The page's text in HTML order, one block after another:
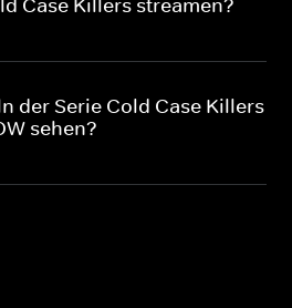
Case Killers streamen?
der Serie Cold Case Killers
sehen?